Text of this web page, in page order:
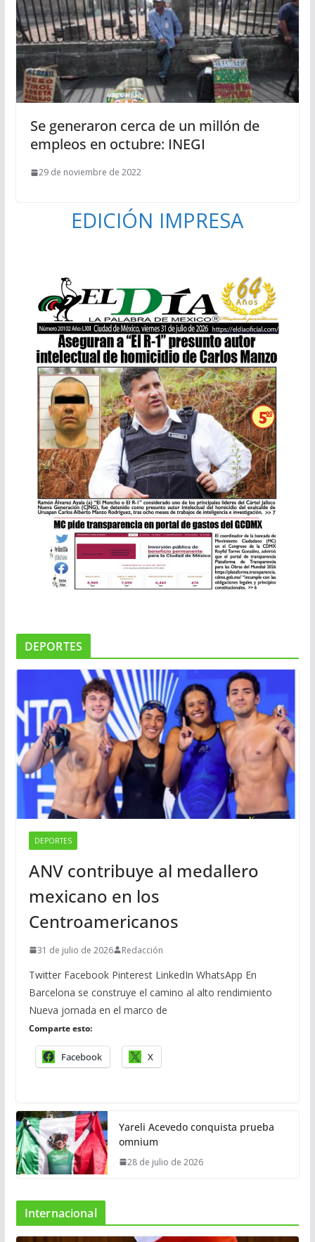
Se generaron cerca de un millón de
empleos en octubre: INEGI
29 de noviembre de 2022
EDICIÓN IMPRESA
DEPORTES
DEPORTES
ANV contribuye al medallero
mexicano en los
Centroamericanos
31 de julio de 2026 Redacción
Twitter Facebook Pinterest LinkedIn WhatsApp En
Barcelona se construye el camino al alto rendimiento
Nueva jornada en el marco de
Comparte esto:
Facebook X
Yareli Acevedo conquista prueba
omnium
28 de julio de 2026
Internacional